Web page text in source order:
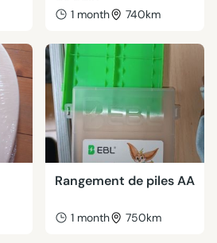
1 month 740km
Rangement de piles AA
1 month 750km